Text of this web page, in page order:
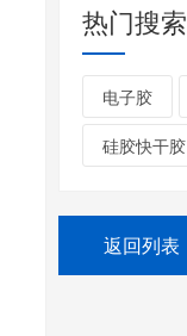
热门搜索
电子胶
硅胶快干胶
返回列表